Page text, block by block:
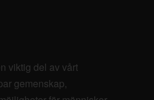
viktig del av vårt
gemenskap,